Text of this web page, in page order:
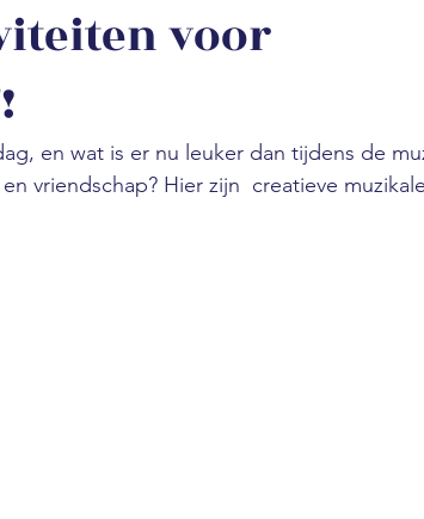
voor
en wat is er nu leuker dan tijdens de
vriendschap? Hier zijn  creatieve